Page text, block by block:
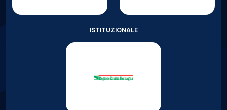
ISTITUZIONALE